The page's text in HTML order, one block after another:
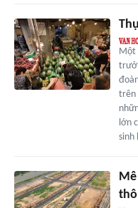
Một
trên
lớn
sinh